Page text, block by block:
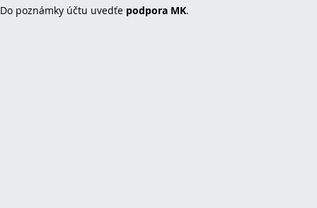
Do poznámky účtu uvedťe podpora MK.